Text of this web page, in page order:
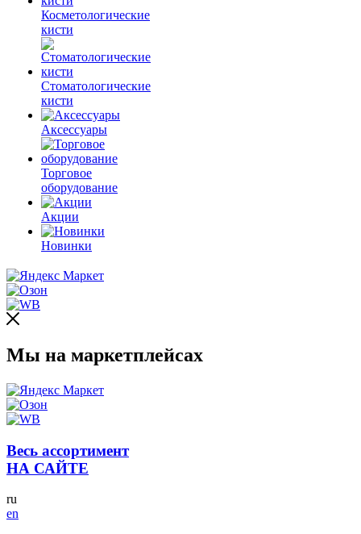
Косметологические
кисти
Стоматологические
кисти
Аксессуары
Торговое
оборудование
Акции
Новинки
Мы на маркетплейсах
Весь ассортимент
НА САЙТЕ
ru
en